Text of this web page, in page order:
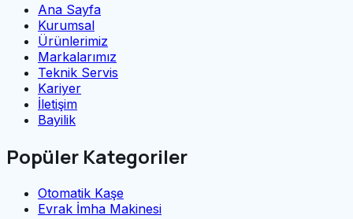
Ana Sayfa
Kurumsal
Ürünlerimiz
Markalarımız
Teknik Servis
Kariyer
İletişim
Bayilik
Popüler Kategoriler
Otomatik Kaşe
Evrak İmha Makinesi